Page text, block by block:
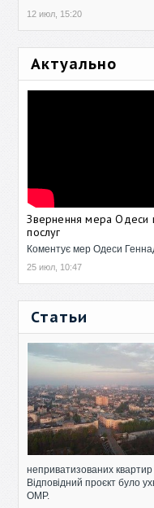
12 июл, 15:20
Актуально
Звернення мера Одеси
послуг
Коментує мер Одеси
25 июл, 10:47
Статьи
неприватизованих
Відповідний проєкт було
ОМР.